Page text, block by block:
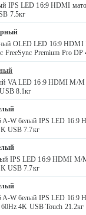
IPS LED 16:9 HDMI
7.5кг
OLED LED 16:9 HDMI
FreeSync Premium Pro
VA LED 16:9 HDMI M/M
8.1кг
W белый IPS LED 16:9
USB 7.7кг
IPS LED 16:9 HDMI M/
USB 7.7кг
W белый IPS LED 16:9
4K USB Touch 21.2кг